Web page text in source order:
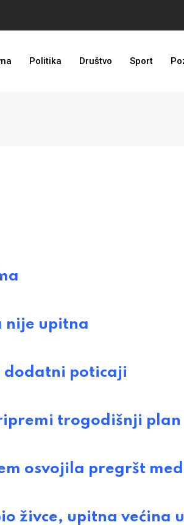
Politika Društvo Sport
nije upitna
dodatni poticaji
trogodišnji plan
osvojila pregršt
živce, upitna većina